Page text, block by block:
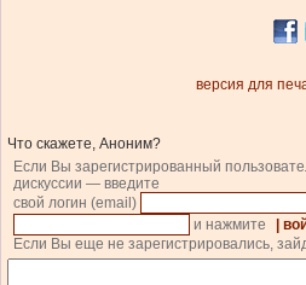
версия для
Что скажете, Аноним?
Если Вы зарегистрированный
дискуссии — введите
свой логин (email)
и нажмите
|
Если Вы еще не зарегистрировались,